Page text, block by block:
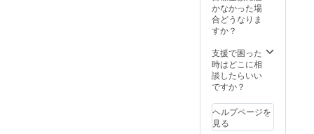
かなかった場
合どうなりま
すか？
支援で困った
時はどこに相
談したらいい
ですか？
ヘルプページを
見る